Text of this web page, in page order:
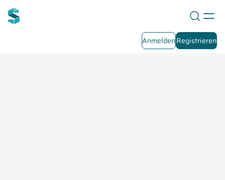
AnmeldenRegistrieren